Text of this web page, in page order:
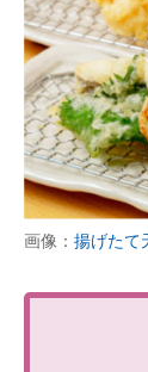
画像： 揚げたて